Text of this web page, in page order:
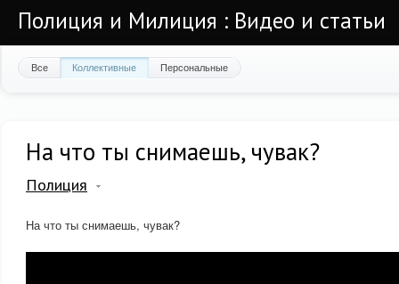
Полиция и Милиция : Видео и статьи
Все Коллективные Персональные
На что ты снимаешь, чувак?
Полиция
На что ты снимаешь, чувак?